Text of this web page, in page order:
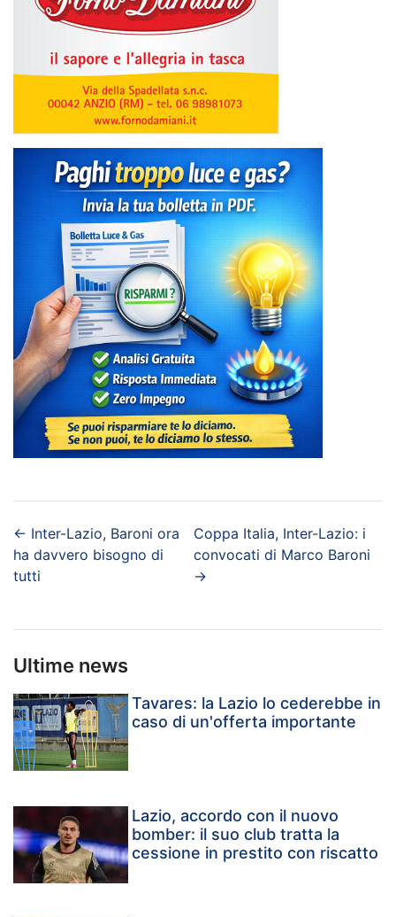
← Inter-Lazio, Baroni ora
ha davvero bisogno di
tutti
Coppa Italia, Inter-Lazio: i
convocati di Marco Baroni
→
Ultime news
Tavares: la Lazio lo cederebbe in
caso di un'offerta importante
Lazio, accordo con il nuovo
bomber: il suo club tratta la
cessione in prestito con riscatto